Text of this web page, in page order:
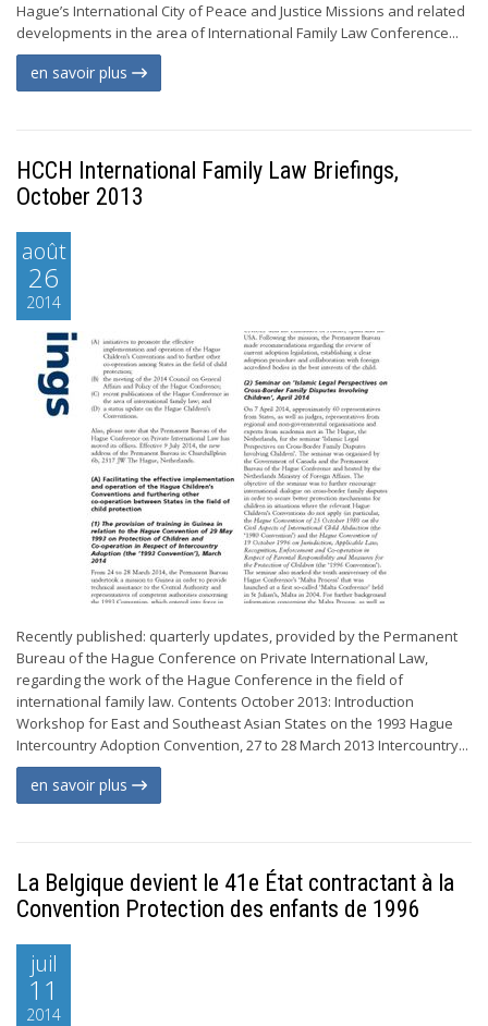
Hague’s International City of Peace and Justice Missions and related
developments in the area of International Family Law Conference...
en savoir plus
HCCH International Family Law Briefings,
October 2013
août
26
2014
Recently published: quarterly updates, provided by the Permanent
Bureau of the Hague Conference on Private International Law,
regarding the work of the Hague Conference in the field of
international family law. Contents October 2013: Introduction
Workshop for East and Southeast Asian States on the 1993 Hague
Intercountry Adoption Convention, 27 to 28 March 2013 Intercountry...
en savoir plus
La Belgique devient le 41e État contractant à la
Convention Protection des enfants de 1996
juil
11
2014